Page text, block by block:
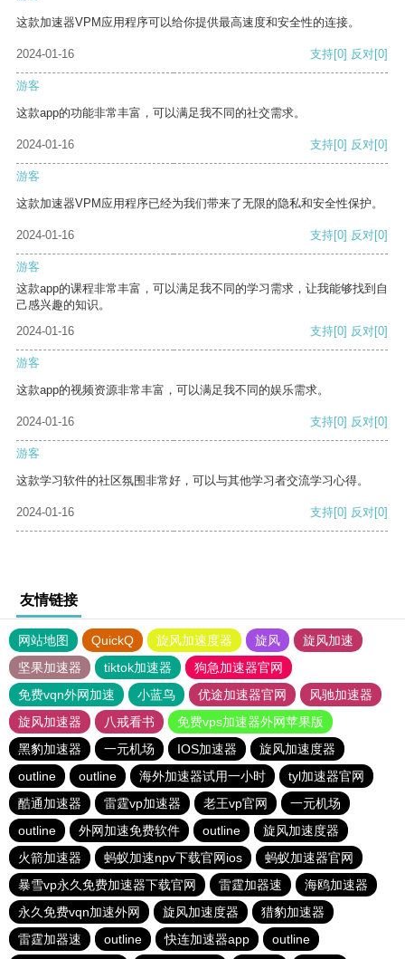
这款加速器VPM应用程序可以给你提供最高速度和安全性的连接。
2024-01-16 支持[0] 反对[0]
游客
这款app的功能非常丰富，可以满足我不同的社交需求。
2024-01-16 支持[0] 反对[0]
游客
这款加速器VPM应用程序已经为我们带来了无限的隐私和安全性保护。
2024-01-16 支持[0] 反对[0]
游客
这款app的课程非常丰富，可以满足我不同的学习需求，让我能够找到自
己感兴趣的知识。
2024-01-16
支持[0] 反对[0]
游客
这款app的视频资源非常丰富，可以满足我不同的娱乐需求。
2024-01-16 支持[0] 反对[0]
游客
这款学习软件的社区氛围非常好，可以与其他学习者交流学习心得。
2024-01-16 支持[0] 反对[0]
友情链接
网站地图 QuickQ 旋风加速度器 旋风
旋风加速
坚果加速器
tiktok加速器
狗急加速器官网
免费vqn外网加速
小蓝鸟 优途加速器官网
风驰加速器
旋风加速器
八戒看书
免费vps加速器外网苹果版
黑豹加速器
一元机场 IOS加速器
旋风加速度器
outline
outline 海外加速器试用一小时
tyl加速器官网
酷通加速器
雷霆vp加速器 老王vp官网
一元机场
outline
外网加速免费软件 outline
旋风加速度器
火箭加速器
蚂蚁加速npv下载官网ios
蚂蚁加速器官网
暴雪vp永久免费加速器下载官网
雷霆加器速
海鸥加速器
永久免费vqn加速外网
旋风加速度器
猎豹加速器
雷霆加器速
outline 快连加速器app outline